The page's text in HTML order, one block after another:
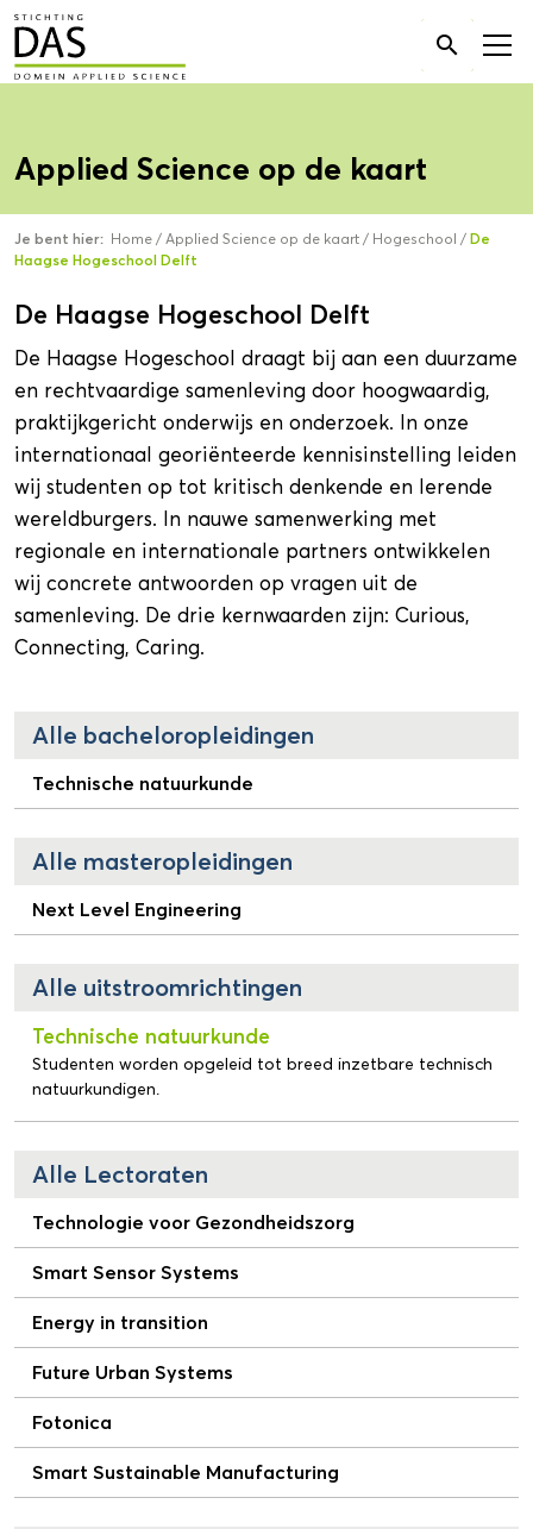
Zoek
naar:

Applied Science op de kaart
Je bent hier: Home / Applied Science op de kaart / Hogeschool / De
Haagse Hogeschool Delft
De Haagse Hogeschool Delft
De Haagse Hogeschool draagt bij aan een duurzame
en rechtvaardige samenleving door hoogwaardig,
praktijkgericht onderwijs en onderzoek. In onze
internationaal georiënteerde kennisinstelling leiden
wij studenten op tot kritisch denkende en lerende
wereldburgers. In nauwe samenwerking met
regionale en internationale partners ontwikkelen
wij concrete antwoorden op vragen uit de
samenleving. De drie kernwaarden zijn: Curious,
Connecting, Caring.
Alle bacheloropleidingen
Technische natuurkunde
Alle masteropleidingen
Next Level Engineering
Alle uitstroomrichtingen
Technische natuurkunde
Studenten worden opgeleid tot breed inzetbare technisch
natuurkundigen.
Alle Lectoraten
Technologie voor Gezondheidszorg
Smart Sensor Systems
Energy in transition
Future Urban Systems
Fotonica
Smart Sustainable Manufacturing